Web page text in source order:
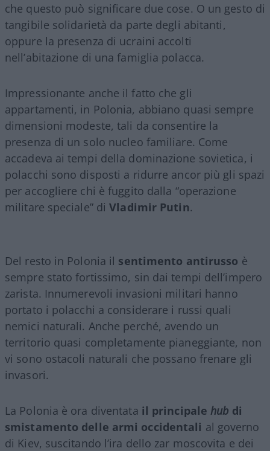
che questo può significare due cose. O un gesto di
tangibile solidarietà da parte degli abitanti,
oppure la presenza di ucraini accolti
nell’abitazione di una famiglia polacca.
Impressionante anche il fatto che gli
appartamenti, in Polonia, abbiano quasi sempre
dimensioni modeste, tali da consentire la
presenza di un solo nucleo familiare. Come
accadeva ai tempi della dominazione sovietica, i
polacchi sono disposti a ridurre ancor più gli spazi
per accogliere chi è fuggito dalla “operazione
militare speciale” diVladimir Putin.
Del resto in Polonia il sentimento antirusso è
sempre stato fortissimo, sin dai tempi dell’impero
zarista. Innumerevoli invasioni militari hanno
portato i polacchi a considerare i russi quali
nemici naturali. Anche perché, avendo un
territorio quasi completamente pianeggiante, non
vi sono ostacoli naturali che possano frenare gli
invasori.
La Polonia è ora diventata il principale hub di
smistamento delle armi occidentali al governo
di Kiev, suscitando l’ira dello zar moscovita e dei